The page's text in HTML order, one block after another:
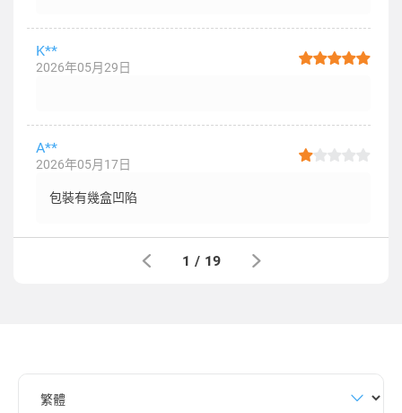
K**
2026年05月29日
A**
2026年05月17日
包裝有幾盒凹陷
1 / 19